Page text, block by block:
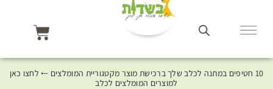
10 חטיפים במתנה לכלב שלך ברכישת מוצר מקטגוריית המומלצים ⤎ לחצו כאן
למוצרים המומלצים לכלב